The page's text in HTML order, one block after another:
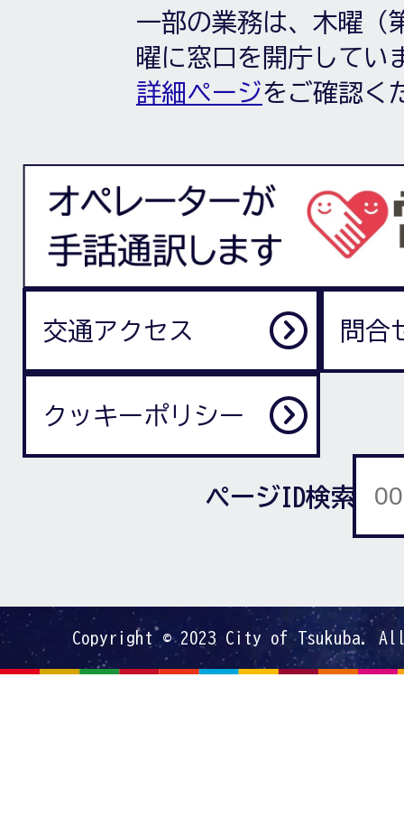
一部の業務は、木曜（
曜に窓口を開庁してい
詳細ページをご確認く
交通アクセス 問合
クッキーポリシー
ページID検索
Copyright © 2023 City of Tsukuba.